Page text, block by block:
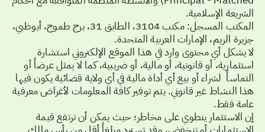
الشريعة الإسلامية.
المكتب المسجل: مكتب 3104، الطابق 31، برج طموح، أبوظبي،
جزيرة الريم، الإمارات العربية المتحدة.
لا يشكل أي محتوى وارد في هذا الموقع الإلكتروني استشارة
استثمارية، أو قانونية، أو مالية، أو ضريبية، كما لا يمثل عرضاً أو
التماساً لشراء أو بيع أي أداة مالية في أي ولاية قضائية يكون فيها
هذا النشاط غير قانوني. يتم توفير كافة المعلومات لأغراض معرفية
عامة فقط.
إن الاستثمار ينطوي على مخاطر؛ حيث يمكن أن ترتفع قيمة